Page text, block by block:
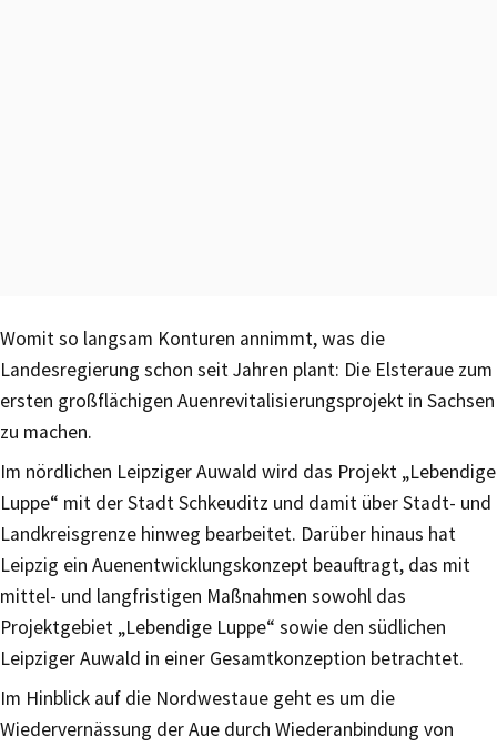
Womit so langsam Konturen annimmt, was die
Landesregierung schon seit Jahren plant: Die Elsteraue zum
ersten großflächigen Auenrevitalisierungsprojekt in Sachsen
zu machen.
Im nördlichen Leipziger Auwald wird das Projekt „Lebendige
Luppe“ mit der Stadt Schkeuditz und damit über Stadt- und
Landkreisgrenze hinweg bearbeitet. Darüber hinaus hat
Leipzig ein Auenentwicklungskonzept beauftragt, das mit
mittel- und langfristigen Maßnahmen sowohl das
Projektgebiet „Lebendige Luppe“ sowie den südlichen
Leipziger Auwald in einer Gesamtkonzeption betrachtet.
Im Hinblick auf die Nordwestaue geht es um die
Wiedervernässung der Aue durch Wiederanbindung von